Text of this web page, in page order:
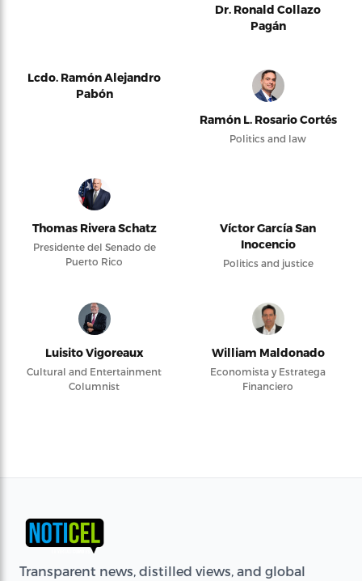
Dr. Ronald Collazo
Pagán
Lcdo. Ramón Alejandro
Pabón
Ramón L. Rosario Cortés
Politics and law
Thomas Rivera Schatz
Presidente del Senado de
Puerto Rico
Víctor García San
Inocencio
Politics and justice
Luisito Vigoreaux
Cultural and Entertainment
Columnist
William Maldonado
Economista y Estratega
Financiero
Transparent news, distilled views, and global